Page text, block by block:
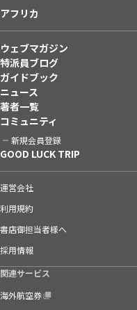
アフリカ
ウェブマガジン
特派員ブログ
ガイドブック
ニュース
著者一覧
コミュニティ
新規会員登録
GOOD LUCK TRIP
運営会社
利用規約
書店御担当者様へ
採用情報
関連サービス
海外航空券